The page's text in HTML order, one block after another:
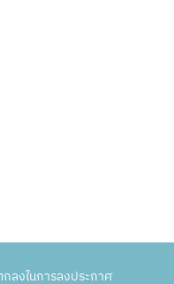
ลงในการลงประกาศ